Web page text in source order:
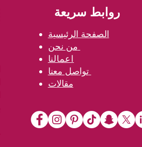
روابط سريعة
الصفحة الرئيسية
اعمالنا
تواصل معنا
مقالات